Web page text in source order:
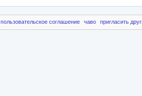
пользовательское соглашение чаво пригласить